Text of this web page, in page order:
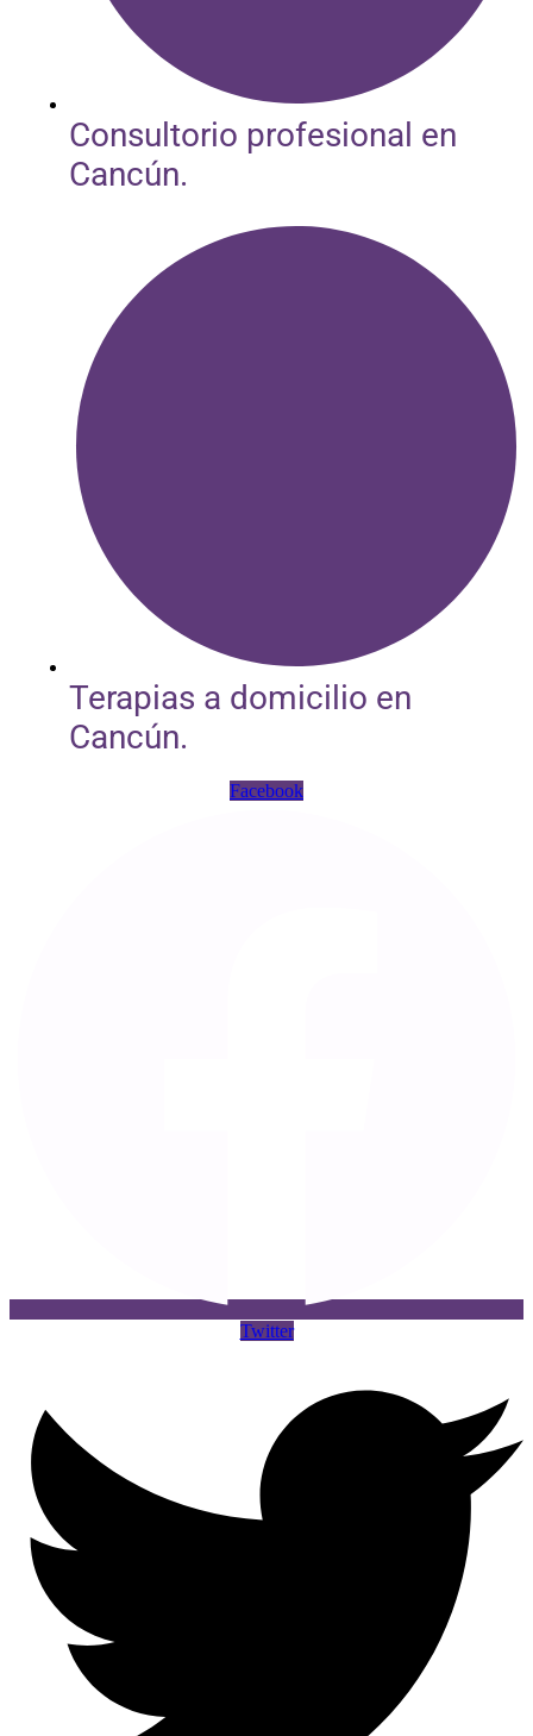
Consultorio profesional en
Cancún.
Terapias a domicilio en
Cancún.
Facebook
Twitter